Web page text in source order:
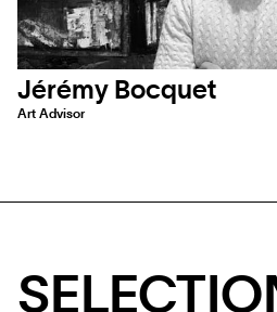
Jérémy Bocquet
Art Advisor